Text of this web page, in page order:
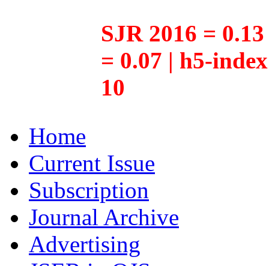
SJR 2016 =
= 0.07 | h5-
10
Home
Current Issue
Subscription
Journal Archive
Advertising